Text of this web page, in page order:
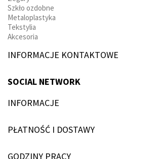
Szkło ozdobne
Metaloplastyka
Tekstylia
Akcesoria
INFORMACJE KONTAKTOWE
SOCIAL NETWORK
INFORMACJE
PŁATNOŚĆ I DOSTAWY
GODZINY PRACY